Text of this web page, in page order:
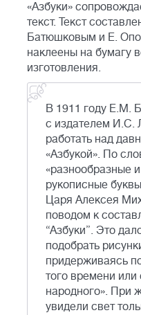
«Азбуки»
текст. Текст
Батюшковым и Е.
наклеены на бумагу
изготовления.
В 1911 году Е.М.
с издателем И.С.
работать над
«Азбукой». По
«разнообразные
рукописные
Царя Алексея
поводом к
“Азбуки”. Это
подобрать
придерживаясь
того времени или
народного». При
увидели свет